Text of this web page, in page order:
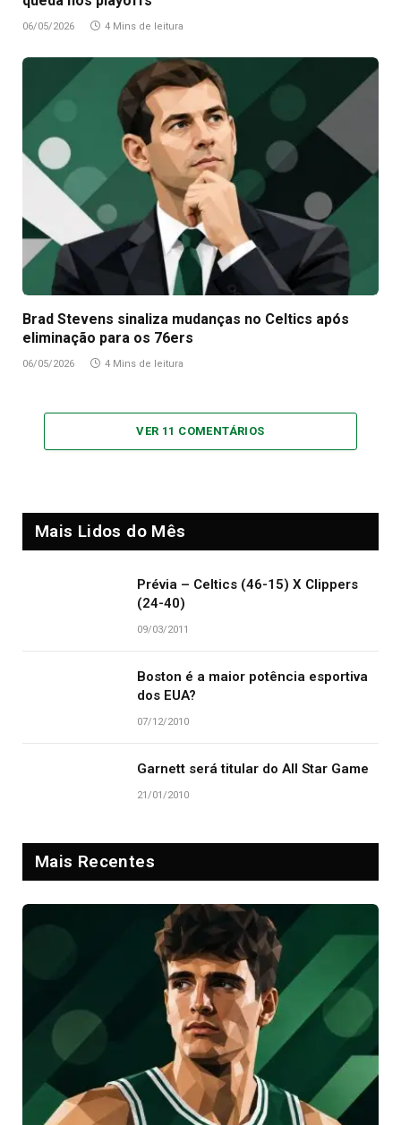
06/05/2026 4 Mins de leitura
Brad Stevens sinaliza mudanças no Celtics após
eliminação para os 76ers
06/05/2026 4 Mins de leitura
VER 11 COMENTÁRIOS
Mais Lidos do Mês
Prévia – Celtics (46-15) X Clippers
(24-40)
09/03/2011
Boston é a maior potência esportiva
dos EUA?
07/12/2010
Garnett será titular do All Star Game
21/01/2010
Mais Recentes